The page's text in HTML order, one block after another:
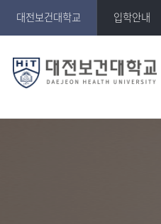
건너뛰기대전보건대학교 입학안내